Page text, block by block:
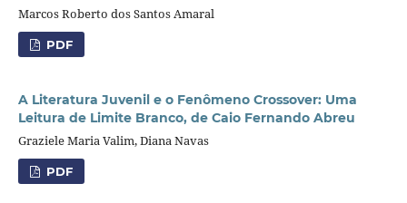
Marcos Roberto dos Santos Amaral
PDF
A Literatura Juvenil e o Fenômeno Crossover: Uma
Leitura de Limite Branco, de Caio Fernando Abreu
Graziele Maria Valim, Diana Navas
PDF